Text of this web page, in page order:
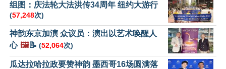
组图：庆法轮大法洪传34周年 纽约大游行
(57,248次)
神韵东京加演 众议员：演出以艺术唤醒人
心 🖼️📝 (52,064次)
瓜达拉哈拉政要赞神韵 墨西哥16场圆满落